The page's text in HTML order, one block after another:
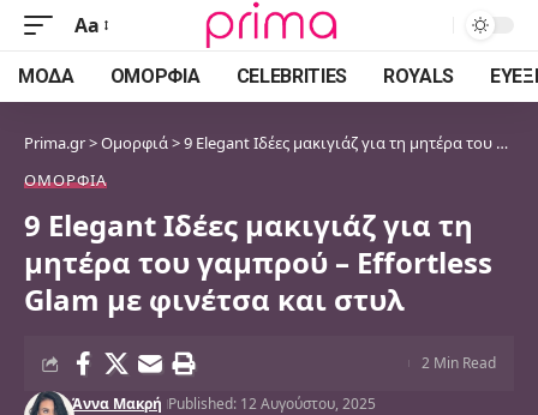
Font
Resizer
Aa
ΜΌΔΑ ΟΜΟΡΦΙΆ CELEBRITIES ROYALS
Prima.gr>Ομορφιά>9 Elegant Ιδέες μακιγιάζ για τη μητέρα του γαμπρού – Effortless Glam με φινέτσα και στυλ
ΟΜΟΡΦΙΆ
9 Elegant Ιδέες μακιγιάζ για τη
μητέρα του γαμπρού – Effortless
Glam με φινέτσα και στυλ
Άννα Μακρή Published: 12 Αυγούστου, 2025
2 Min Read